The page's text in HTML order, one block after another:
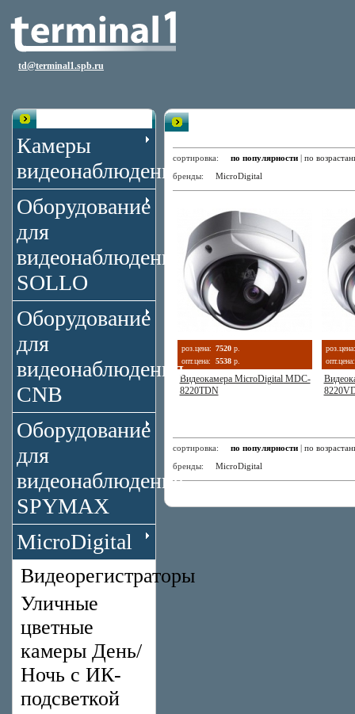
td@terminal1.spb.ru
Камеры
видеонаблюдения
Оборудование
для
видеонаблюдения
SOLLO
Оборудование
для
видеонаблюдения
CNB
Оборудование
для
видеонаблюдения
SPYMAX
MicroDigital
Видеорегистраторы
Уличные
цветные
камеры День/
Ночь с ИК-
подсветкой
сортировка: по популярности | по
бренды: MicroDigital
роз.цена: 7520 р.
опт.цена:
5538 р.
Видеокамера MicroDigital MDC-
8220TDN
роз.цена:
опт.цена:
сортировка: по популярности | по
бренды: MicroDigital